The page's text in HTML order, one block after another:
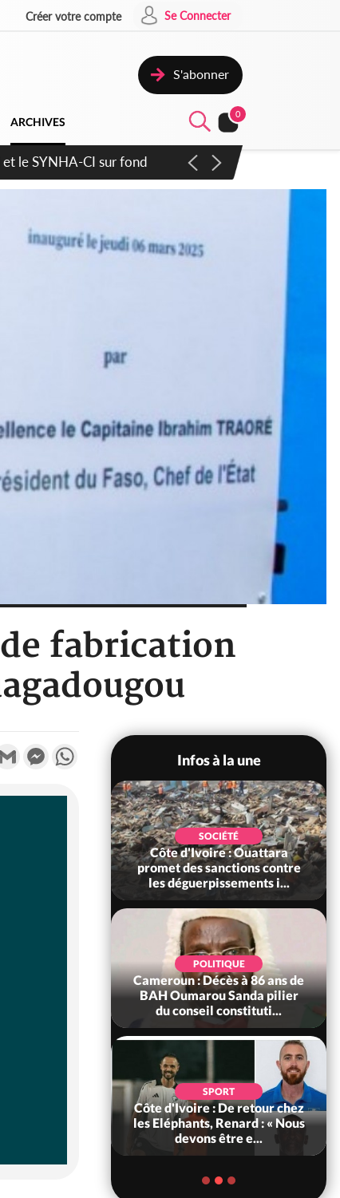
Créer votre compte Se Connecter
S'abonner
ARCHIVES
0
plus apaisé
fabrication
Gmail MessengerWhatsApp
Infos à la une
Après le pari
anniversaire,
SOCIÉTÉ
Côte d'Ivoire : Ouattara
promet des sanctions contre
les déguerpissements i...
POLITIQUE
Cameroun : Décès à 86 ans de
BAH Oumarou Sanda pilier
du conseil constituti...
SPORT
Côte d'Ivoire : De retour chez
les Eléphants, Renard : « Nous
devons être e...